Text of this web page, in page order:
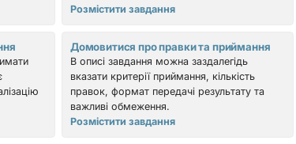
Розмістити завдання
Домовитися про правки та приймання
В описі завдання можна заздалегідь
вказати критерії приймання, кількість
правок, формат передачі результату та
важливі обмеження.
Розмістити завдання